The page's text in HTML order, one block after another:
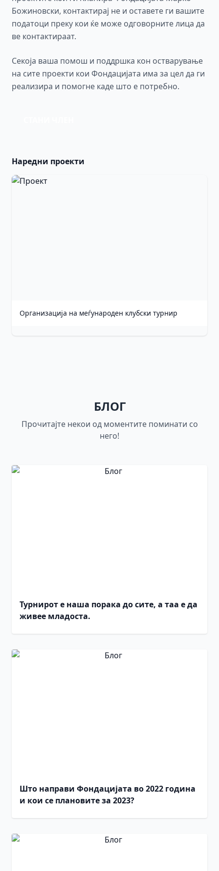
Божиновски, контактирај не и оставете ги вашите
податоци преку кои ќе може одговорните лица да
ве контактираат.
Секоја ваша помош и поддршка кон остварување
на сите проекти кои Фондацијата има за цел да ги
реализира и помогне каде што е потребно.
Наредни проекти
Организација на меѓународен клубски турнир
БЛОГ
Прочитајте некои од моментите поминати со
него!
Турнирот е наша порака до сите, а таа е да
живее младоста.
Што направи Фондацијата во 2022 година
и кои се плановите за 2023?